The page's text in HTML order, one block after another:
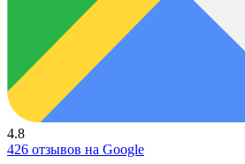
4.8
426 отзывов на Google